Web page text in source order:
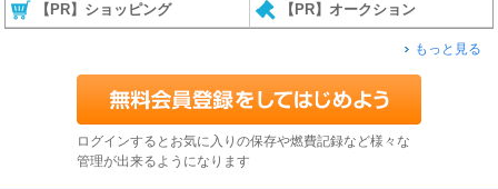
【PR】ショッピング 【PR】オークション
もっと見る
ログインするとお気に入りの保存や燃費記録など様々な
管理が出来るようになります